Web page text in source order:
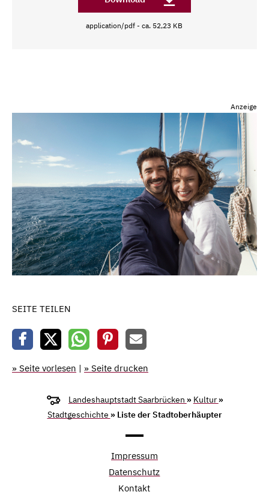
application/pdf - ca. 52,23 KB
Anzeige
SEITE TEILEN
» Seite vorlesen | » Seite drucken
Landeshauptstadt Saarbrücken » Kultur »
Stadtgeschichte » Liste der Stadtoberhäupter
Impressum
Datenschutz
Kontakt